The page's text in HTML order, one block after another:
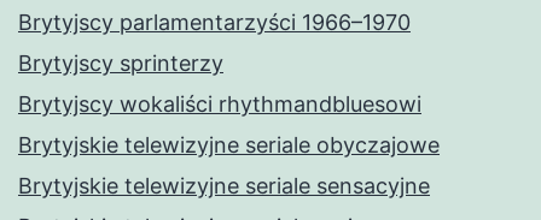
Brytyjscy parlamentarzyści 1966–1970
Brytyjscy sprinterzy
Brytyjscy wokaliści rhythmandbluesowi
Brytyjskie telewizyjne seriale obyczajowe
Brytyjskie telewizyjne seriale sensacyjne